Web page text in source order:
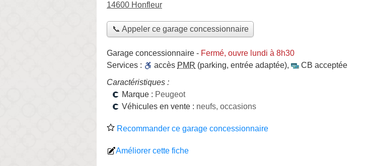
14600 Honfleur
📞 Appeler ce garage concessionnaire
Garage concessionnaire - Fermé, ouvre lundi à 8h30
Services :
accès PMR (parking, entrée adaptée),
CB acceptée
Caractéristiques :
Marque : Peugeot
Véhicules en vente : neufs, occasions
Recommander ce garage concessionnaire
Améliorer cette fiche